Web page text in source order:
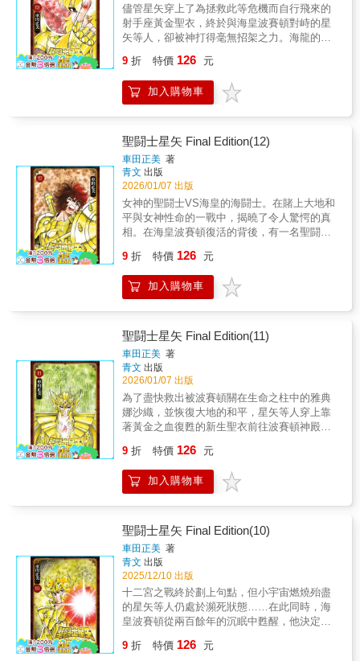
立在這樣的世界觀上的作品。我們跟著主角少
校草薙素子與攻殼機動隊的成員們，一同踏入
近未來的社會，看見裏頭諸如虛擬實境、腦控
角戰車等科技應用的可能，以及在這樣「人
類」與「非人類」的界線模糊不清的社會裡，
從角色間人際關係到政治上的勾結、角力與犯
罪躍然眼前，許多情節在30年後的今天你或許
與科技，甚至在後來真實影響了世界上的科技
研究，更有許多學術論文對此作進行深入研究
探討。&▍高度結合跨領域知識，超脫科幻類型
漫畫作品既有範疇&出道30年以來從不曾於公開
場合露面的作者士郎正宗，在此作中打破了科
幻與各其他領域之間的壁壘，以網路科技與生
命科學為主幹，再進而融合社會學、國際政治
學、軍武學、宇宙學、生態學、數論、宗教
等，使得本作除了是一部精采的硬漢諜報／刑
範疇，這也是此作品能夠持續發揮影響力的關
鍵之一。&此外，結合了刑警偵探故事、科技幻
想、哲理思維&hellip;&hellip;，《攻殼機動隊》
業名詞、自創名詞，也使得作者士郎正宗不得
不在故事之外加入大量的文字註釋來解釋他的
思考，這成為他作品的一個特色。這些註釋讓
本書的智能密度再更上一層，也儼然成為翻譯
與閱讀者的一大挑戰。&▍繁複、高精密度的作
畫技巧，並結合3D建模等CG技術，不斷挑戰
「漫畫」的可能性&在故事題材之外，本書的繪
的作畫見長，而且勇於持續挑戰新的作畫技
巧。從第1集尚無CG存在的時代，他就以繁複
的線條將書中密集而頹廢的大城市完全展現；
模等CG技術，創造出斑斕華美、超乎想像的電
腦空間。而且書中有三分之二篇幅全彩上色，
幾乎像是畫冊一般，也是其他漫畫出版少有人
敢挑戰的作法。&從外到內，從美術、情節動作
到知識思維，都以最高水準交融無礙，這就是
攻殼機動隊屹立30年的原因，也是不論你我過
去是否對於科幻作品喜愛與否，都不應該錯過
此部經典的最大理由。&【關於第一集Cyber
Sex內容新舊版差異官方說明】&關於第一集日
儘管星矢穿上了為拯救此等危機而自行飛來的
射手座黃金聖衣，終於與海皇波賽頓對峙的星
矢等人，卻被神打得毫無招架之力。海龍的真
卡諾。他真正的野心究竟為何？由雅典娜女神
帶來了愛和奇蹟的第13集！番外篇
「DESTINY 相剋的雙子座」也首度收錄於單
全新生!!不僅如此，CHAMPION RED刊載作品
「聖闘士星矢EPISODE.0」亦完整收錄於第1
集中！
9 折 特價 126 元
加入購物車
聖闘士星矢 Final Edition(12)
車田正美 著
青文 出版
2026/01/07 出版
女神的聖闘士VS海皇的海闘士。在賭上大地和
平與女神性命的一戰中，揭曉了令人驚愕的真
相。在海皇波賽頓復活的背後，有一名聖闘士
下的第12集！本書特色少年漫畫傳奇大作首度
全新繪製所有封面＆首度大幅度新增加筆內容
的完全新生!!不僅如此，CHAMPION RED刊載
9 折 特價 126 元
加入購物車
聖闘士星矢 Final Edition(11)
車田正美 著
青文 出版
2026/01/07 出版
為了盡快救出被波賽頓關在生命之柱中的雅典
娜沙織，並恢復大地的和平，星矢等人穿上靠
著黃金之血復甦的新生聖衣前往波賽頓神殿。
賭上人類命運爆發最激烈交鋒的第11集！本書
特色少年漫畫傳奇大作首度全新繪製所有封面
＆首度大幅度新增加筆內容的完全新生!!不僅如
9 折 特價 126 元
加入購物車
聖闘士星矢 Final Edition(10)
車田正美 著
青文 出版
2025/12/10 出版
十二宮之戰終於劃上句點，但小宇宙燃燒殆盡
的星矢等人仍處於瀕死狀態……在此同時，海
皇波賽頓從兩百餘年的沉眠中甦醒，他決定要
類。沙織和星矢等人是否能阻止波賽頓的野心
9 折 特價 126 元